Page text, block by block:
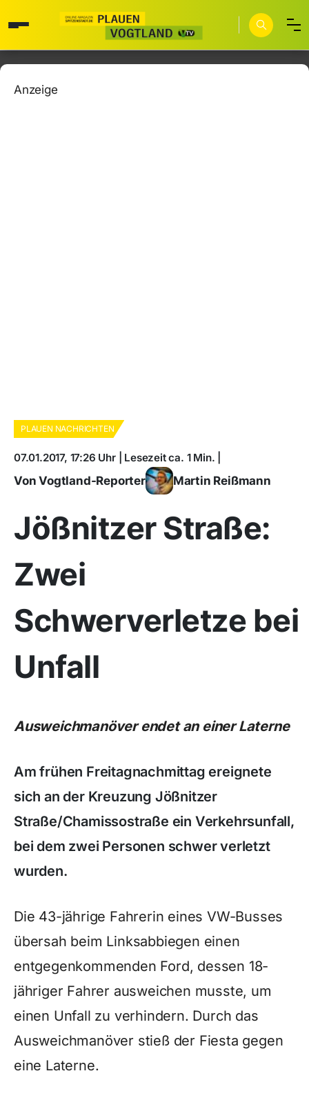
Anzeige
PLAUEN NACHRICHTEN
07.01.2017, 17:26 Uhr | Lesezeit ca. 1 Min. |
Von Vogtland-Reporter Martin Reißmann
Jößnitzer Straße:
Zwei
Schwerverletze bei
Unfall
Ausweichmanöver endet an einer Laterne
Am frühen Freitagnachmittag ereignete
sich an der Kreuzung Jößnitzer
Straße/Chamissostraße ein Verkehrsunfall,
bei dem zwei Personen schwer verletzt
wurden.
Die 43-jährige Fahrerin eines VW-Busses
übersah beim Linksabbiegen einen
entgegenkommenden Ford, dessen 18-
jähriger Fahrer ausweichen musste, um
einen Unfall zu verhindern. Durch das
Ausweichmanöver stieß der Fiesta gegen
eine Laterne.